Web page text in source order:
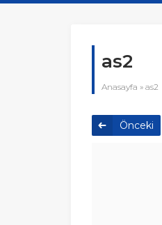
as2
Anasayfa » as2
Önceki